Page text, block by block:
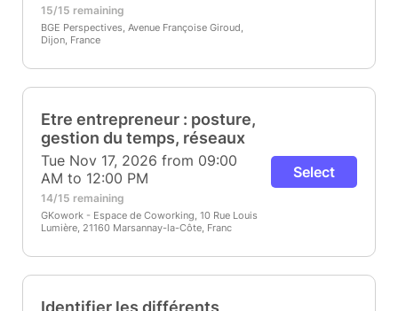
15/15 remaining
BGE Perspectives, Avenue Françoise Giroud,
Dijon, France
Etre entrepreneur : posture,
gestion du temps, réseaux
Tue Nov 17, 2026 from 09:00
AM to 12:00 PM
14/15 remaining
GKowork - Espace de Coworking, 10 Rue Louis
Lumière, 21160 Marsannay-la-Côte, Franc
Select
Identifier les différents